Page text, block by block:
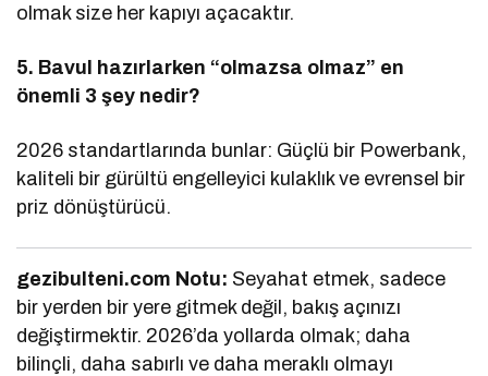
olmak size her kapıyı açacaktır.
5. Bavul hazırlarken “olmazsa olmaz” en
önemli 3 şey nedir?
2026 standartlarında bunlar: Güçlü bir Powerbank,
kaliteli bir gürültü engelleyici kulaklık ve evrensel bir
priz dönüştürücü.
gezibulteni.com Notu: Seyahat etmek, sadece
bir yerden bir yere gitmek değil, bakış açınızı
değiştirmektir. 2026’da yollarda olmak; daha
bilinçli, daha sabırlı ve daha meraklı olmayı